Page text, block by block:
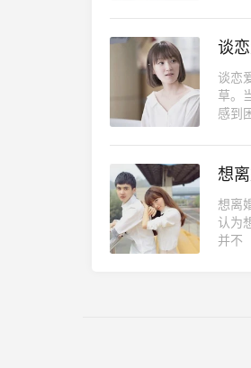
谈
谈恋
草。
感到
想
想离
认为
并不